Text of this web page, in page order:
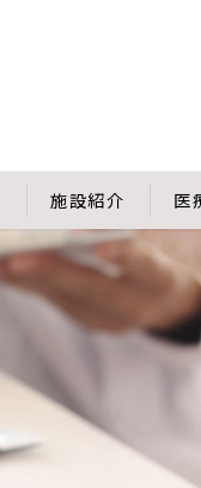
施設紹介 医